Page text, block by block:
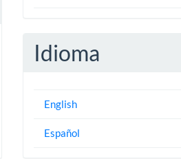
Idioma
English
Español